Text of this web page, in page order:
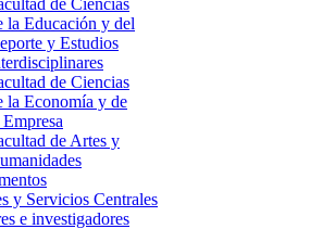
de Ciencias
la Educación y del
y Estudios
de Ciencias
la Economía y de
de Artes y
y Servicios Centrales
e investigadores